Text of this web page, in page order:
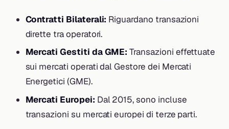
Contratti Bilaterali: Riguardano transazioni
dirette tra operatori.
Mercati Gestiti da GME: Transazioni effettuate
sui mercati operati dal Gestore dei Mercati
Energetici (GME).
Mercati Europei: Dal 2015, sono incluse
transazioni su mercati europei di terze parti.